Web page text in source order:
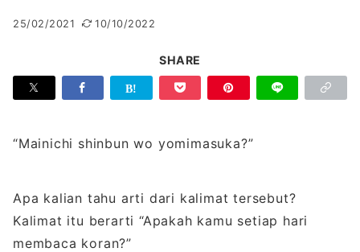
25/02/2021 10/10/2022
SHARE
“Mainichi shinbun wo yomimasuka?”
Apa kalian tahu arti dari kalimat tersebut?
Kalimat itu berarti “Apakah kamu setiap hari
membaca koran?”